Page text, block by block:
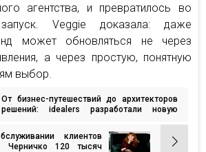
агентства, и превратилось во
запуск. Veggie доказала: даже
может обновляться не через
а через простую, понятную
выбор.
От бизнес-путешествий до архитекторов
решений: idealers разработали новую
клиентов
Черничко 120 тысяч